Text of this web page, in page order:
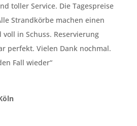
toller Service. Die Tagespreise
Strandkörbe machen einen
in Schuss. Reservierung
perfekt. Vielen Dank nochmal.
Fall wieder“